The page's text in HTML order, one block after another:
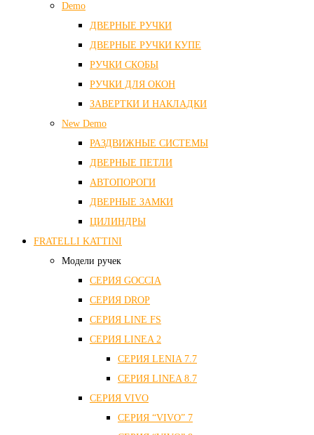
Demo
ДВЕРНЫЕ РУЧКИ
ДВЕРНЫЕ РУЧКИ КУПЕ
РУЧКИ СКОБЫ
РУЧКИ ДЛЯ ОКОН
ЗАВЕРТКИ И НАКЛАДКИ
New Demo
РАЗДВИЖНЫЕ СИСТЕМЫ
ДВЕРНЫЕ ПЕТЛИ
АВТОПОРОГИ
ДВЕРНЫЕ ЗАМКИ
ЦИЛИНДРЫ
FRATELLI KATTINI
Модели ручек
СЕРИЯ GOCCIA
СЕРИЯ DROP
СЕРИЯ LINE FS
СЕРИЯ LINEA 2
СЕРИЯ LENIA 7.7
СЕРИЯ LINEA 8.7
СЕРИЯ VIVO
СЕРИЯ “VIVO” 7